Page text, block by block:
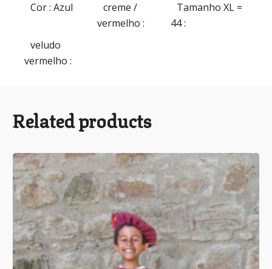
Cor: Azul
creme /
vermelho :
Tamanho XL =
44 :
veludo
vermelho :
Related products